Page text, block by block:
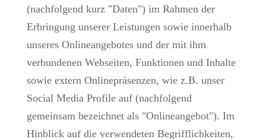
(nachfolgend kurz "Daten") im Rahmen der
Erbringung unserer Leistungen sowie innerhalb
unseres Onlineangebotes und der mit ihm
verbundenen Webseiten, Funktionen und Inhalte
sowie extern Onlinepräsenzen, wie z.B. unser
Social Media Profile auf (nachfolgend
gemeinsam bezeichnet als "Onlineangebot"). Im
Hinblick auf die verwendeten Begrifflichkeiten,